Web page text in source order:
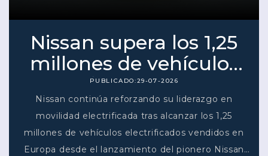
Nissan supera los 1,25
millones de vehículos
electrificados vendidos
en Europa
PUBLICADO:29-07-2026
Nissan continúa reforzando su liderazgo en
movilidad electrificada tras alcanzar los 1,25
millones de vehículos electrificados vendidos en
Europa desde el lanzamiento del pionero Nissan